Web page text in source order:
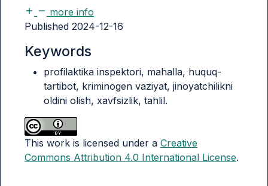
more info
Published 2024-12-16
Keywords
profilaktika inspektori, mahalla, huquq-
tartibot, kriminogen vaziyat, jinoyatchilikni
oldini olish, xavfsizlik, tahlil.
This work is licensed under a Creative
Commons Attribution 4.0 International License.